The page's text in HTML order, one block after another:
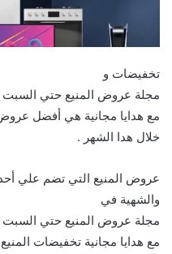
تخفيضات و
مع هدايا مجانية هي أفضل
خلال هدا الشهر .
عروض المنيع التي تضم علي
والشهية في
مع هدايا مجانية تخفيضات